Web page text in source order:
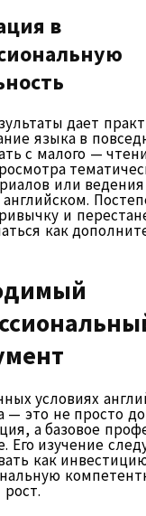
в
дает
языка в
с малого —
или
английском.
и
как
условиях
— это не просто
а базовое
Его изучение
как